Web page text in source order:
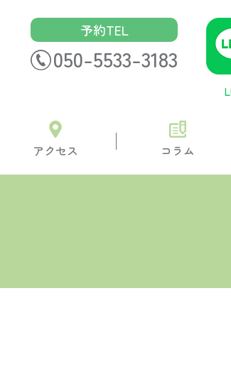
予約TEL
050-5533-3183
アクセス コラム